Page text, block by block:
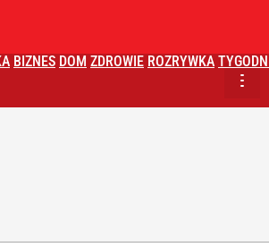
BIZNES DOM ZDROWIE ROZRYWKA